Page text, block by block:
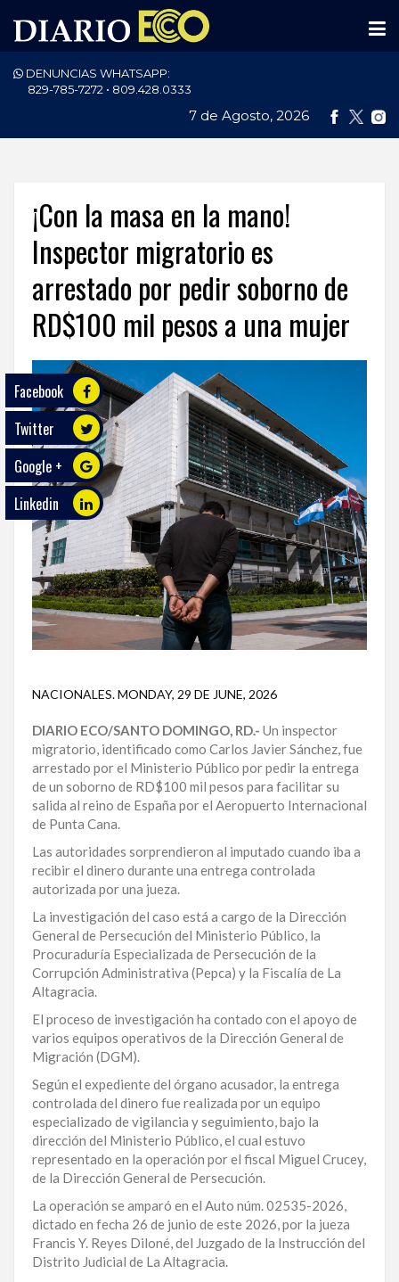
DENUNCIAS WHATSAPP:
829-785-7272 • 809.428.0333
7 de Agosto, 2026
PORTADA
ECONOMÍA
DEPORTES
ENTRETENIMIENTO
SALUD
TECNOLOGÍA
ECO
PLAY
TRABAJOS
DE
INVESTIGACIÓN
PROVINCIAS
DISTRITO
NACIONAL
SANTIAGO
SAN
JUAN
LA
PUERTO
PLATA
CONTÁCTENOS
¡Con la masa en la mano!
Inspector migratorio es
arrestado por pedir soborno de
RD$100 mil pesos a una mujer
Facebook
Twitter
Google +
Linkedin
NACIONALES.MONDAY, 29 DE JUNE, 2026
DIARIO ECO/SANTO DOMINGO, RD.- Un inspector
migratorio, identificado como Carlos Javier Sánchez, fue
arrestado por el Ministerio Público por pedir la entrega
de un soborno de RD$100 mil pesos para facilitar su
salida al reino de España por el Aeropuerto Internacional
de Punta Cana.
Las autoridades sorprendieron al imputado cuando iba a
recibir el dinero durante una entrega controlada
autorizada por una jueza.
La investigación del caso está a cargo de la Dirección
General de Persecución del Ministerio Público, la
Procuraduría Especializada de Persecución de la
Corrupción Administrativa (Pepca) y la Fiscalía de La
Altagracia.
El proceso de investigación ha contado con el apoyo de
varios equipos operativos de la Dirección General de
Migración (DGM).
Según el expediente del órgano acusador, la entrega
controlada del dinero fue realizada por un equipo
especializado de vigilancia y seguimiento, bajo la
dirección del Ministerio Público, el cual estuvo
representado en la operación por el fiscal Miguel Crucey,
de la Dirección General de Persecución.
La operación se amparó en el Auto núm. 02535-2026,
dictado en fecha 26 de junio de este 2026, por la jueza
Francis Y. Reyes Diloné, del Juzgado de la Instrucción del
Distrito Judicial de La Altagracia.